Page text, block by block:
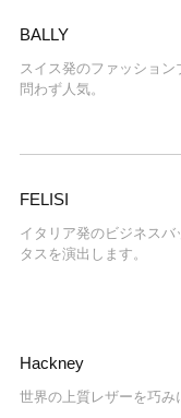
BALLY
スイス発のファッショ
問わず人気。
FELISI
イタリア発のビジネス
タスを演出します。
Hackney
世界の上質レザーを巧み